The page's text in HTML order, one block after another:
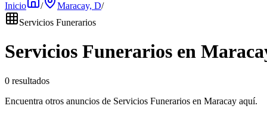
Inicio / Maracay, D/
Servicios Funerarios
Servicios Funerarios en
0 resultados
Encuentra otros anuncios de Servicios Funerarios en Maracay aquí.